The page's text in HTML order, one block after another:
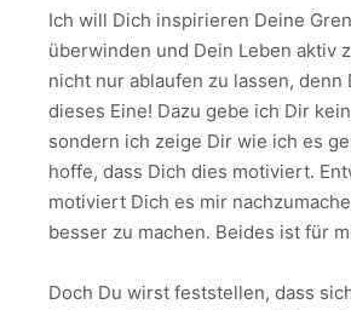
Ich will Dich inspirieren Deine
überwinden und Dein Leben aktiv
nicht nur ablaufen zu lassen, denn
dieses Eine! Dazu gebe ich Dir
sondern ich zeige Dir wie ich es
hoffe, dass Dich dies motiviert.
motiviert Dich es mir
besser zu machen. Beides ist für
Doch Du wirst feststellen, dass